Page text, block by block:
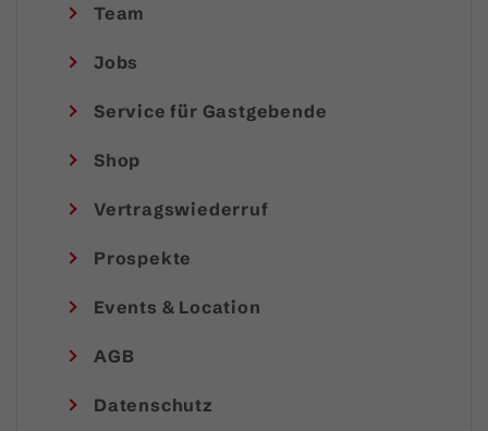
Team
Jobs
Service für Gastgebende
Shop
Vertragswiederruf
Prospekte
Events & Location
AGB
Datenschutz